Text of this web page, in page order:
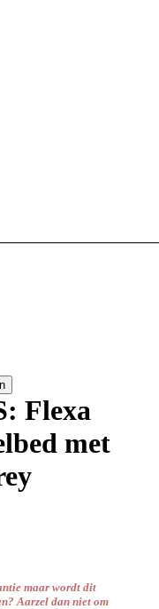
Flexa
met
maar wordt dit
Aarzel dan niet om